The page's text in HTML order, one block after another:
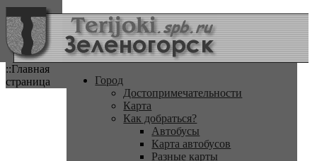
::Главная
страница
Город
Достопримечательности
Карта
Как добраться?
Автобусы
Карта автобусов
Разные карты